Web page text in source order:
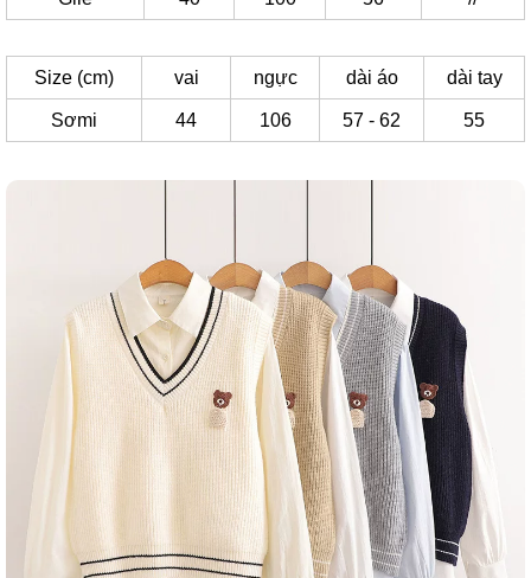
Size (cm) vai ngực dài áo dài tay
Sơmi 44 106 57 - 62 55